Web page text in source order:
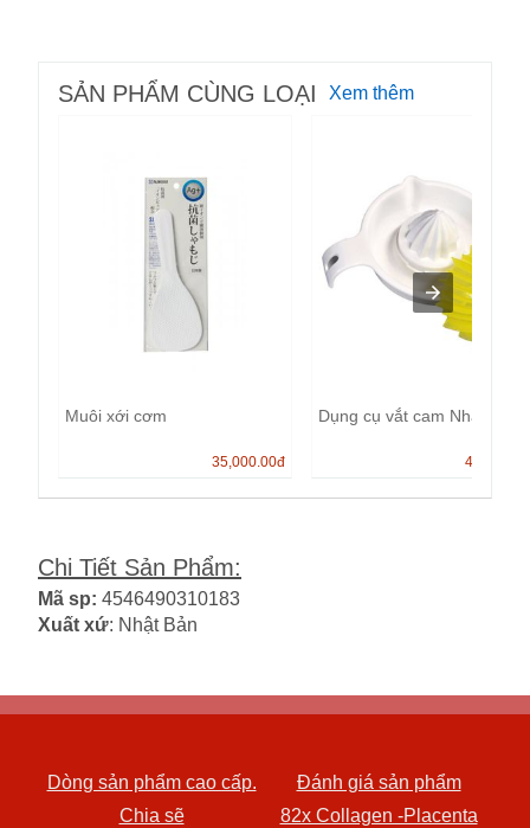
SẢN PHẨM CÙNG LOẠI Xem thêm
Muôi xới cơm
35,000.00đ
Dụng cụ vắt cam Nhật bản.
40,000.00
Chi Tiết Sản Phẩm:
Mã sp: 4546490310183
Xuất xứ: Nhật Bản
Dòng sản phẩm cao cấp.
Đánh giá sản phẩm
Chia sẽ
82x Collagen -Placenta